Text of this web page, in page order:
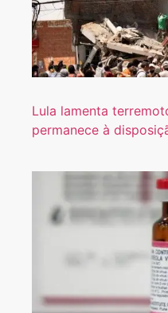
Lula lamenta
permanece à